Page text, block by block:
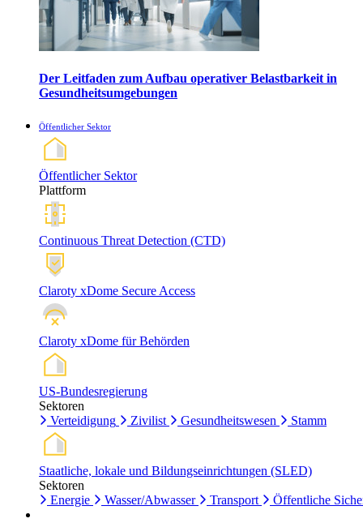
Der Leitfaden zum Aufbau operativer Belastbarkeit in
Gesundheitsumgebungen
Öffentlicher Sektor
Öffentlicher Sektor
Plattform
Continuous Threat Detection (CTD)
Claroty xDome Secure Access
Claroty xDome für Behörden
US-Bundesregierung
Sektoren
Verteidigung
Zivilist Gesundheitswesen Stamm
Staatliche, lokale und Bildungseinrichtungen (SLED)
Sektoren
Energie
Wasser/Abwasser Transport Öffentliche